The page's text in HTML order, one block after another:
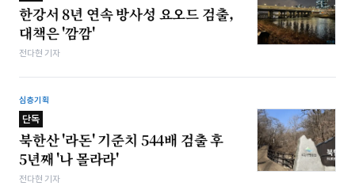
한강서 8년 연속 방사성 요오드 검출,
대책은 '깜깜'
전다현 기자
심층기획
단독
북한산 '라돈' 기준치 544배 검출 후
5년째 '나 몰라라'
전다현 기자